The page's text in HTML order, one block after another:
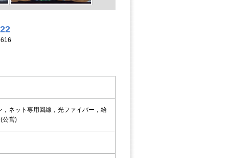
ネット専用回線，光ファイバー，給
公営)